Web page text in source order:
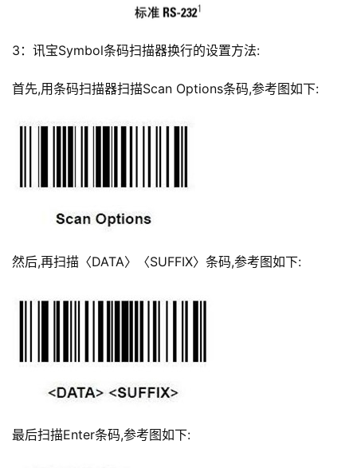
3：讯宝Symbol条码扫描器换行的设置方法:
首先,用条码扫描器扫描Scan Options条码,参考图如下:
然后,再扫描〈DATA〉〈SUFFIX〉条码,参考图如下:
最后扫描Enter条码,参考图如下: